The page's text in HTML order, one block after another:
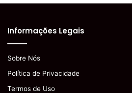
Informações Legais
Sobre Nós
Política de Privacidade
Termos de Uso